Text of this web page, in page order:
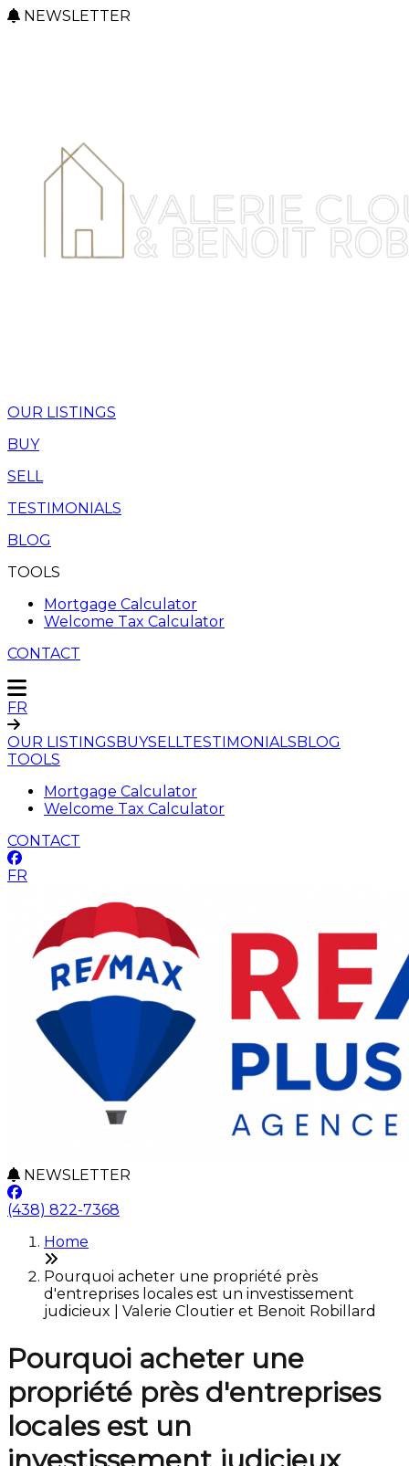
NEWSLETTER
OUR LISTINGS
BUY
SELL
TESTIMONIALS
BLOG
TOOLS
Mortgage Calculator
Welcome Tax Calculator
CONTACT
FR
OUR LISTINGSBUYSELLTESTIMONIALSBLOG
TOOLS
Mortgage Calculator
Welcome Tax Calculator
CONTACT
FR
NEWSLETTER
(438) 822-7368
Home
Pourquoi acheter une propriété près
d'entreprises locales est un investissement
judicieux | Valerie Cloutier et Benoit Robillard
Pourquoi acheter une
propriété près d'entreprises
locales est un